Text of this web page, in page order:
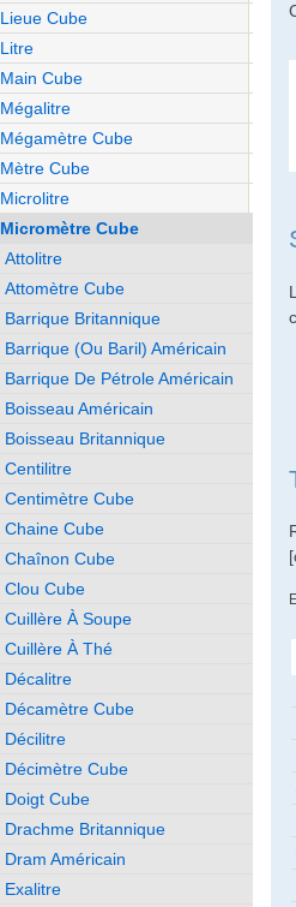
Lieue Cube
Litre
Main Cube
Mégalitre
Mégamètre Cube
Mètre Cube
Microlitre
Micromètre Cube
Attolitre
Attomètre Cube
Barrique Britannique
Barrique (ou Baril) Américain
Barrique De Pétrole Américain
Boisseau Américain
Boisseau Britannique
Centilitre
Centimètre Cube
Chaine Cube
Chaînon Cube
Clou Cube
Cuillère À Soupe
Cuillère À Thé
Décalitre
Décamètre Cube
Décilitre
Décimètre Cube
Doigt Cube
Drachme Britannique
Dram Américain
Exalitre